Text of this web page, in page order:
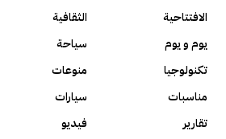
الافتتاحية
الثقافية
يوم و يوم
سياحة
تكنولوجيا
منوعات
مناسبات
سيارات
تقارير
فيديو